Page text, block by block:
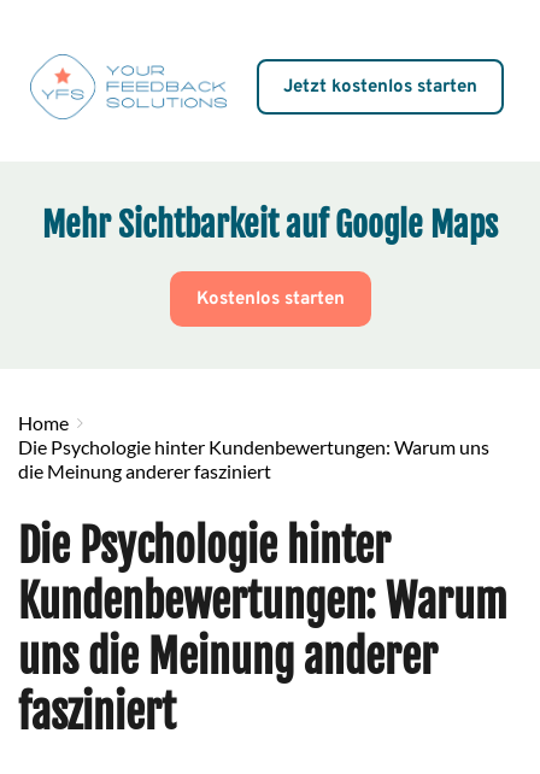
Jetzt kostenlos starten
Mehr Sichtbarkeit auf Google Maps
Kostenlos starten
Home
Die Psychologie hinter Kundenbewertungen: Warum uns
die Meinung anderer fasziniert
Die Psychologie hinter
Kundenbewertungen: Warum
uns die Meinung anderer
fasziniert